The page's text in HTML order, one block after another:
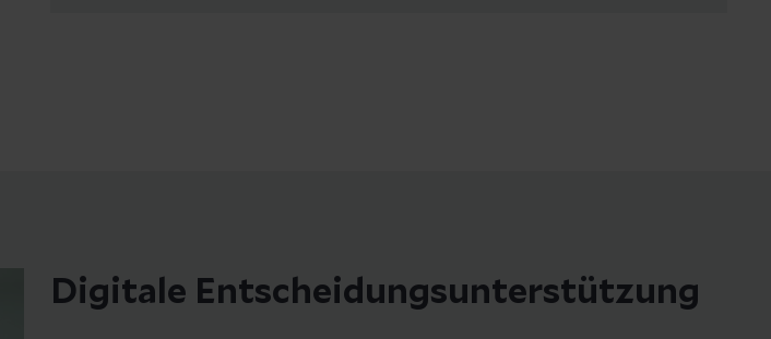
Digitale Entscheidungsunterstützung